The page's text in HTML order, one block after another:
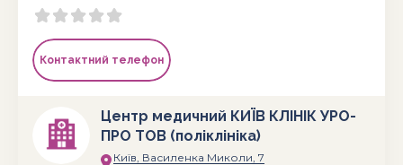
Контактний телефон
Центр медичний КИЇВ КЛІНІК УРО-
ПРО ТОВ (поліклініка)
Київ, Василенка Миколи, 7